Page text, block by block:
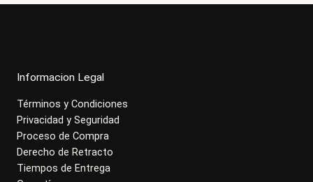
Informacion Legal
Términos y Condiciones
Privacidad y Seguridad
Proceso de Compra
Derecho de Retracto
Tiempos de Entrega